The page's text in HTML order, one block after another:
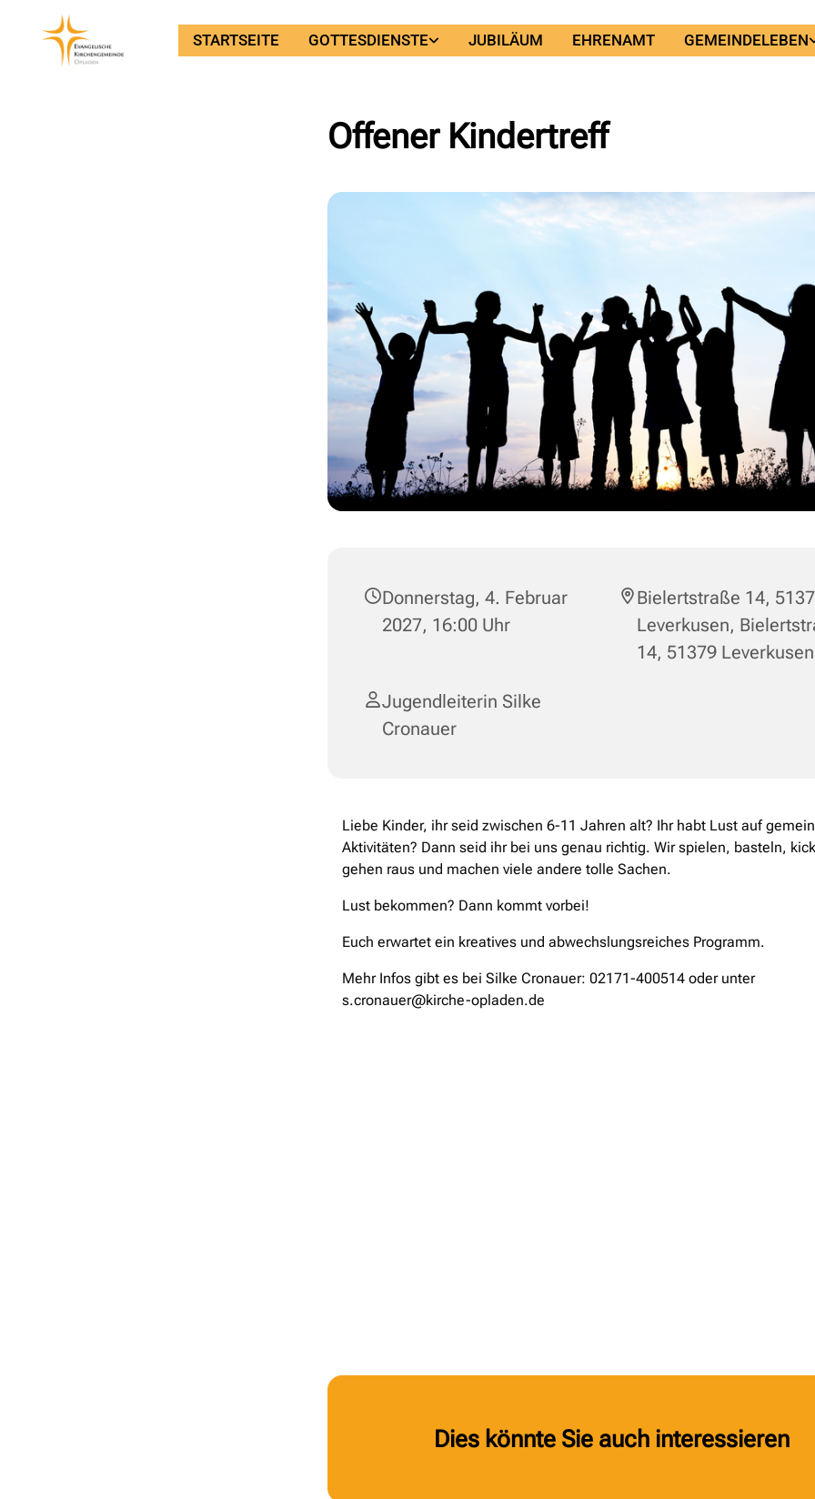
STARTSEITE GOTTESDIENSTE JUBILÄUM EHRENAMT GEMEINDELEBEN
Offener Kindertreff
Donnerstag, 4. Februar
2027, 16:00 Uhr
Bielertstraße 14,
Leverkusen,
14, 51379 Leverkusen
Jugendleiterin Silke
Cronauer
Liebe Kinder, ihr seid zwischen 6-11 Jahren alt? Ihr habt Lust auf
Aktivitäten? Dann seid ihr bei uns genau richtig. Wir spielen, basteln,
gehen raus und machen viele andere tolle Sachen.
Lust bekommen? Dann kommt vorbei!
Euch erwartet ein kreatives und abwechslungsreiches Programm.
Mehr Infos gibt es bei Silke Cronauer: 02171-400514 oder unter
s.cronauer@kirche-opladen.de
Dies könnte Sie auch interessieren